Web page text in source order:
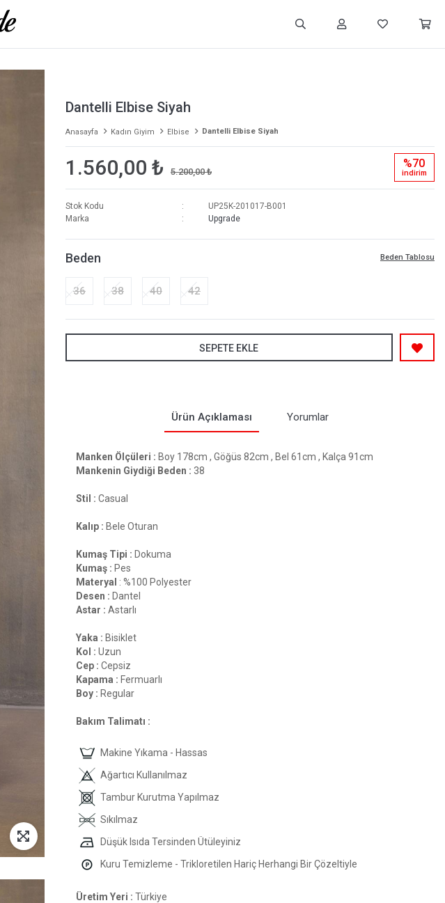
Dantelli Elbise Siyah
Anasayfa Kadın Giyim Elbise Dantelli Elbise Siyah
1.560,00 ₺ 5.200,00 ₺
%70
i̇ndi̇ri̇m
Stok Kodu
UP25K-201017-B001
Marka
Upgrade
Beden Tablosu
Beden
36 38 40 42
SEPETE EKLE
Ürün Açıklaması Yorumlar
Manken Ölçüleri : Boy 178cm , Göğüs 82cm , Bel 61cm , Kalça 91cm
Mankenin Giydiği Beden : 38
Stil : Casual
Kalıp : Bele Oturan
Kumaş Tipi : Dokuma
Kumaş : Pes
Materyal : %100 Polyester
Desen : Dantel
Astar : Astarlı
Yaka : Bisiklet
Kol : Uzun
Cep : Cepsiz
Kapama : Fermuarlı
Boy : Regular
Bakım Talimatı :
Makine Yıkama - Hassas
Ağartıcı Kullanılmaz
Tambur Kurutma Yapılmaz
Sıkılmaz
Düşük Isıda Tersinden Ütüleyiniz
Kuru Temizleme - Trikloretilen Hariç Herhangi Bir Çözeltiyle
Üretim Yeri : Türkiye